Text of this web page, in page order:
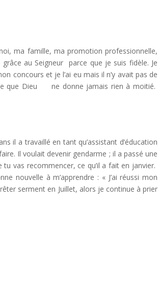
ma famille, ma promotion professionnelle,
au Seigneur parce que je suis fidèle. Je
concours et je l’ai eu mais il n’y avait pas de
que Dieu ne donne jamais rien à moitié.
il a travaillé en tant qu’assistant d’éducation
Il voulait devenir gendarme ; il a passé une
vas recommencer, ce qu’il a fait en janvier.
nouvelle à m’apprendre : « J’ai réussi mon
serment en Juillet, alors je continue à prier